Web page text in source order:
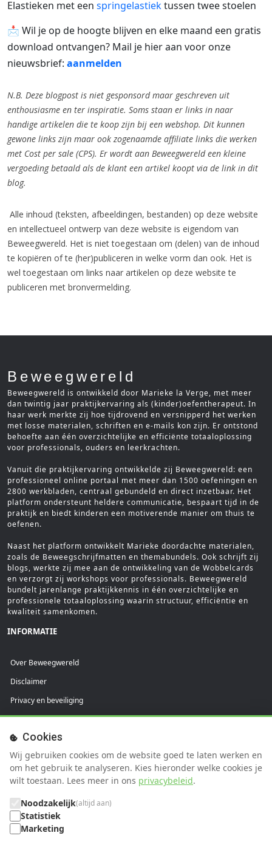
Elastieken met een springelastiektussen twee stoelen
📩 Wil je op de hoogte blijven en elke maand een gratis
download ontvangen? Mail je hier aan voor onze
nieuwsbrief: aanmelden
N.B. Deze blogpost is niet gesponsord maar geschreven uit
enthousiasme en ter inspiratie. Soms staan er links in naar
handige artikelen die te koop zijn bij een webshop. Dit kunnen
gewone links zijn maar ook zogenaamde affiliate links die werken
met Cost per sale (CPS). Er wordt aan Beweegwereld een kleine
vergoeding betaald als de klant een artikel koopt via de link in dit
blog.
Alle inhoud (teksten, afbeeldingen, bestanden) op deze website
en intellectueel ontwerp van deze website is eigendom van
Beweegwereld. Het is niet toegestaan om (delen) van de inhoud
te kopiëren of te (her)publiceren in welke vorm dan ook. Het is
wel toegestaan om links naar artikelen op deze website te
publiceren met bronvermelding.
Beweegwereld
Beweegwereld is ontwikkeld door Marieke la Verge, met meer
dan twintig jaar praktijkervaring als (kinder)oefentherapeut. In
haar werk merkte zij hoe tijdrovend en versnipperd het werken
met losse materialen, schriften en e-mails kon zijn. Er ontstond
behoefte aan één overzichtelijke en efficiënte totaaloplossing
voor professionals, ouders en leerkrachten.
Vanuit die praktijkervaring ontwikkelde zij Beweegwereld: een
professioneel online portaal met meer dan 1500 oefeningen en
2800 werkbladen, centraal gebundeld en direct inzetbaar. Het
platform ondersteunt heldere communicatie, bespaart tijd in de
praktijk en biedt kinderen een motiverende manier om thuis te
oefenen.
Naast het platform ontwikkelt Marieke doordachte materialen,
zoals de Beweegschrijfmatten en themabundels. Ook schrijft zij
blogs, werkte zij mee aan de ontwikkeling van de Wobbelcards
en verzorgt zij workshops voor professionals. Beweegwereld
bundelt jarenlange praktijkkennis in één overzichtelijke en
professionele totaaloplossing waarin structuur, efficiëntie en
kwaliteit samenkomen.
INFORMATIE
Over Beweegwereld
Disclaimer
Privacy en beveiliging
Praktijkvoorwaarden
Cliëntvoorwaarden
SUPPORT
Help
Contact
Cookies
Wij gebruiken cookies om de website goed te laten werken en
om het gebruik te analyseren. Kies hieronder welke cookies je
wilt toestaan. Lees meer in ons privacybeleid.
Noodzakelijk(altijd aan)
Statistiek
Marketing